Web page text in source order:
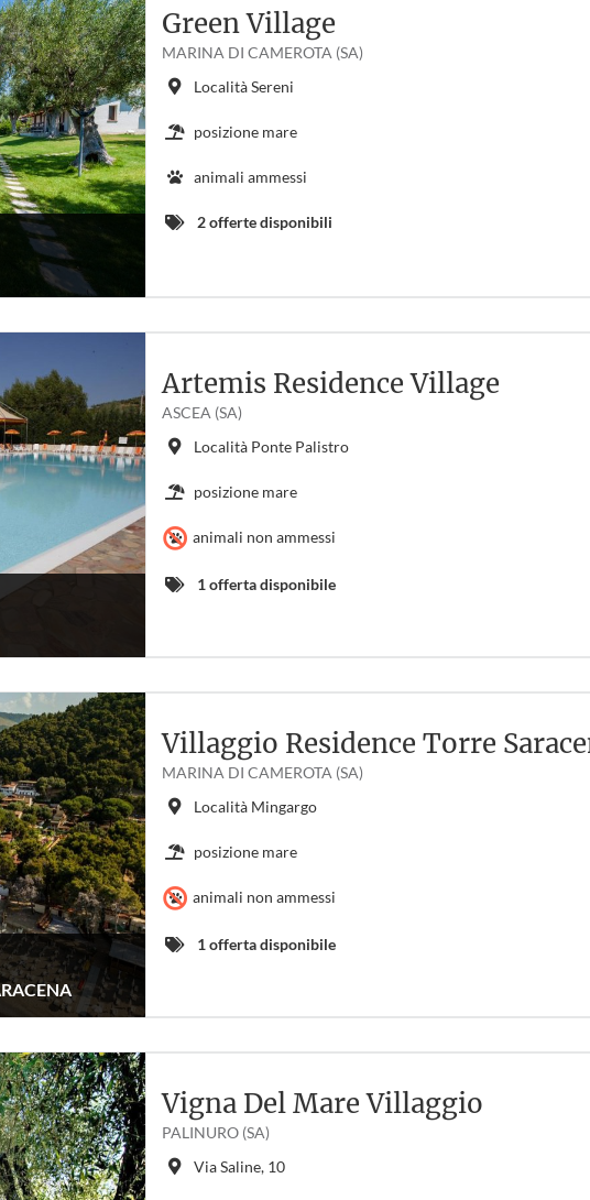
Green Village
MARINA DI CAMEROTA (SA)
Località Sereni
posizione mare
animali ammessi
2 offerte disponibili
Artemis Residence Village
ASCEA (SA)
Località Ponte Palistro
posizione mare
animali non ammessi
1 offerta disponibile
Villaggio Residence Torre
MARINA DI CAMEROTA (SA)
Località Mingargo
posizione mare
animali non ammessi
1 offerta disponibile
Vigna Del Mare Villaggio
PALINURO (SA)
Via Saline, 10